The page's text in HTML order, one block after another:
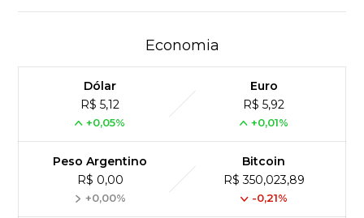
Economia
Dólar
R$ 5,12
+0,05%
Euro
R$ 5,92
+0,01%
Peso Argentino
R$ 0,00
+0,00%
Bitcoin
R$ 350,023,89
-0,21%